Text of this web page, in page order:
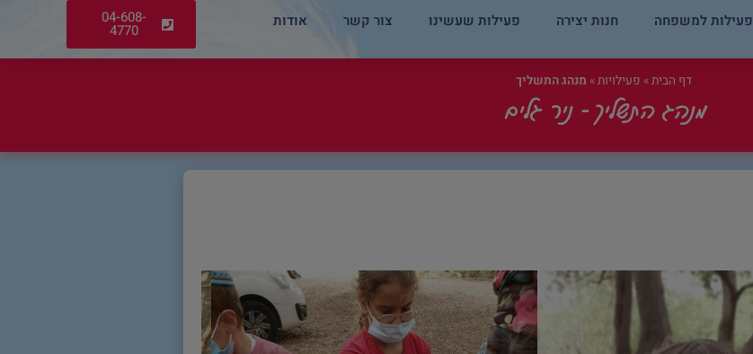
פעילות למשפחה חנות יצירה פעילות שעשינו צור קשר אודות 04-608-
4770
דף הבית» פעילויות» מנהג התשליך
מנהג התשליך - ניר גלים